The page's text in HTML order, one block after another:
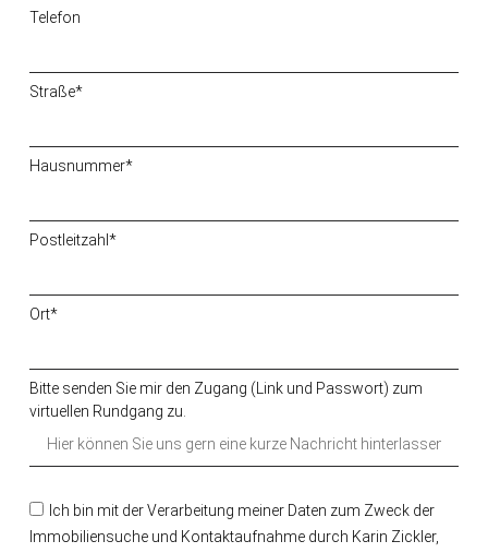
Telefon
Straße*
Hausnummer*
Postleitzahl*
Ort*
Bitte senden Sie mir den Zugang (Link und Passwort) zum
virtuellen Rundgang zu.
Ich bin mit der Verarbeitung meiner Daten zum Zweck der
Immobiliensuche und Kontaktaufnahme durch Karin Zickler,